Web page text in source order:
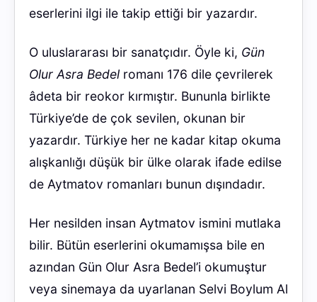
eserlerini ilgi ile takip ettiği bir yazardır.
O uluslararası bir sanatçıdır. Öyle ki, Gün
Olur Asra Bedel romanı 176 dile çevrilerek
âdeta bir reokor kırmıştır. Bununla birlikte
Türkiye’de de çok sevilen, okunan bir
yazardır. Türkiye her ne kadar kitap okuma
alışkanlığı düşük bir ülke olarak ifade edilse
de Aytmatov romanları bunun dışındadır.
Her nesilden insan Aytmatov ismini mutlaka
bilir. Bütün eserlerini okumamışsa bile en
azından Gün Olur Asra Bedel’i okumuştur
veya sinemaya da uyarlanan Selvi Boylum Al